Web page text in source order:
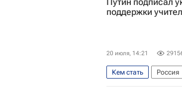
поддержки
20 июля, 14:21
Кем стать Россия
Образование -